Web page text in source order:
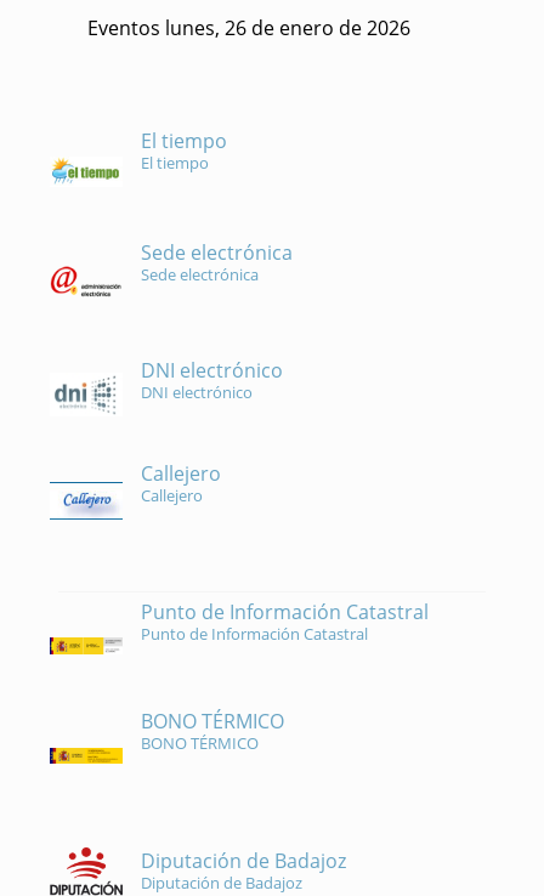
Eventos lunes, 26 de enero de 2026
El tiempo
El tiempo
Sede electrónica
Sede electrónica
DNI electrónico
DNI electrónico
Callejero
Callejero
Punto de Información Catastral
Punto de Información Catastral
BONO TÉRMICO
BONO TÉRMICO
Diputación de Badajoz
Diputación de Badajoz